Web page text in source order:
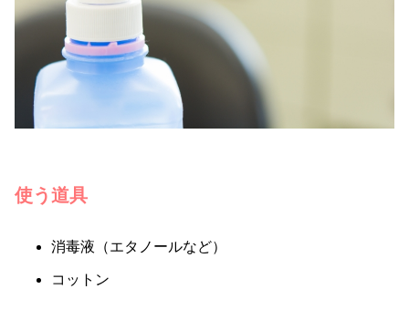
使う道具
消毒液（エタノールなど）
コットン